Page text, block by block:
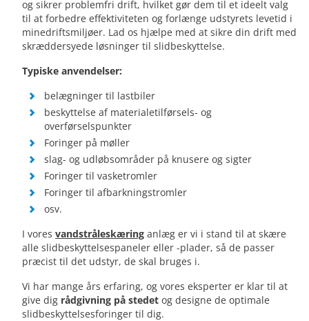
og sikrer problemfri drift, hvilket gør dem til et ideelt valg
til at forbedre effektiviteten og forlænge udstyrets levetid i
minedriftsmiljøer. Lad os hjælpe med at sikre din drift med
skræddersyede løsninger til slidbeskyttelse.
Typiske anvendelser:
belægninger til lastbiler
beskyttelse af materialetilførsels- og
overførselspunkter
Foringer på møller
slag- og udløbsområder på knusere og sigter
Foringer til vasketromler
Foringer til afbarkningstromler
osv.
I vores vandstråleskæring anlæg er vi i stand til at skære
alle slidbeskyttelsespaneler eller -plader, så de passer
præcist til det udstyr, de skal bruges i.
Vi har mange års erfaring, og vores eksperter er klar til at
give dig rådgivning på stedet og designe de optimale
slidbeskyttelsesforinger til dig.